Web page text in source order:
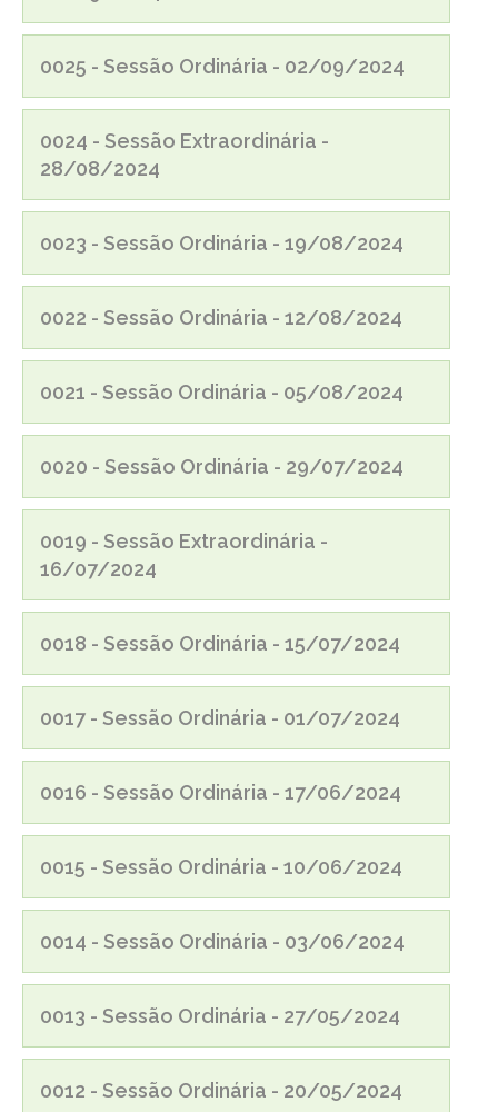
0025 - Sessão Ordinária - 02/09/2024
0024 - Sessão Extraordinária -
28/08/2024
0023 - Sessão Ordinária - 19/08/2024
0022 - Sessão Ordinária - 12/08/2024
0021 - Sessão Ordinária - 05/08/2024
0020 - Sessão Ordinária - 29/07/2024
0019 - Sessão Extraordinária -
16/07/2024
0018 - Sessão Ordinária - 15/07/2024
0017 - Sessão Ordinária - 01/07/2024
0016 - Sessão Ordinária - 17/06/2024
0015 - Sessão Ordinária - 10/06/2024
0014 - Sessão Ordinária - 03/06/2024
0013 - Sessão Ordinária - 27/05/2024
0012 - Sessão Ordinária - 20/05/2024